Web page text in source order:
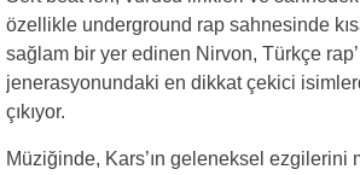
özellikle underground rap sahnesinde
sağlam bir yer edinen Nirvon, Türkçe
jenerasyonundaki en dikkat çekici
çıkıyor.
Müziğinde, Kars’ın geleneksel ezgilerini